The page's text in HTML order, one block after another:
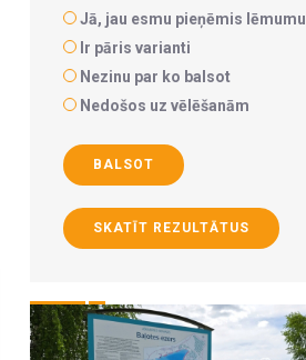
Jā, jau esmu pieņēmis lēmumu
Ir pāris varianti
Nezinu par ko balsot
Nedošos uz vēlēšanām
BALSOT
SKATĪT REZULTĀTUS